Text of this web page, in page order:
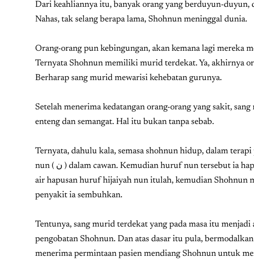
Dari keahliannya itu, banyak orang yang berduyun-
Nahas, tak selang berapa lama, Shohnun meninggal dunia.
Orang-orang pun kebingungan, akan kemana lagi mereka
Ternyata Shohnun memiliki murid terdekat. Ya, akhirnya
Berharap sang murid mewarisi kehebatan gurunya.
Setelah menerima kedatangan orang-orang yang sakit,
enteng dan semangat. Hal itu bukan tanpa sebab.
Ternyata, dahulu kala, semasa shohnun hidup, dalam
nun ( ن ) dalam cawan. Kemudian huruf nun tersebut ia hapus perlahan dengan air yang ia siramkan. Melalui secawan
air hapusan huruf hijaiyah nun itulah, kemudian Shohnun
penyakit ia sembuhkan.
Tentunya, sang murid terdekat yang pada masa itu
pengobatan Shohnun. Dan atas dasar itu pula,
menerima permintaan pasien mendiang Shohnun untuk